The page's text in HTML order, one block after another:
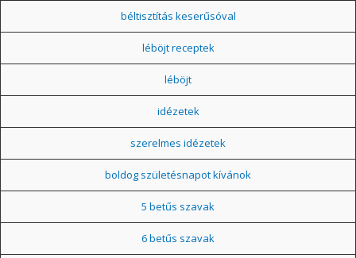
béltisztítás keserűsóval
léböjt receptek
léböjt
idézetek
szerelmes idézetek
boldog születésnapot kívánok
5 betűs szavak
6 betűs szavak